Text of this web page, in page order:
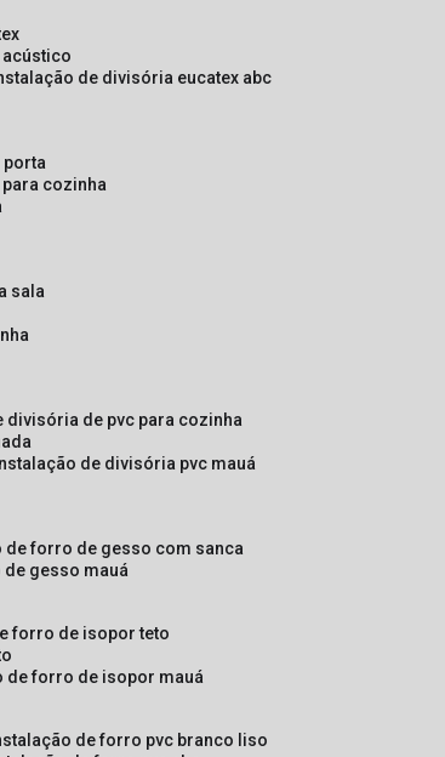
de divisória eucatex abc
porta
cozinha
sala
divisória de pvc para cozinha
instalação de divisória pvc mauá
de forro de gesso com sanca
gesso mauá
forro de isopor teto
de forro de isopor mauá
de forro pvc branco liso